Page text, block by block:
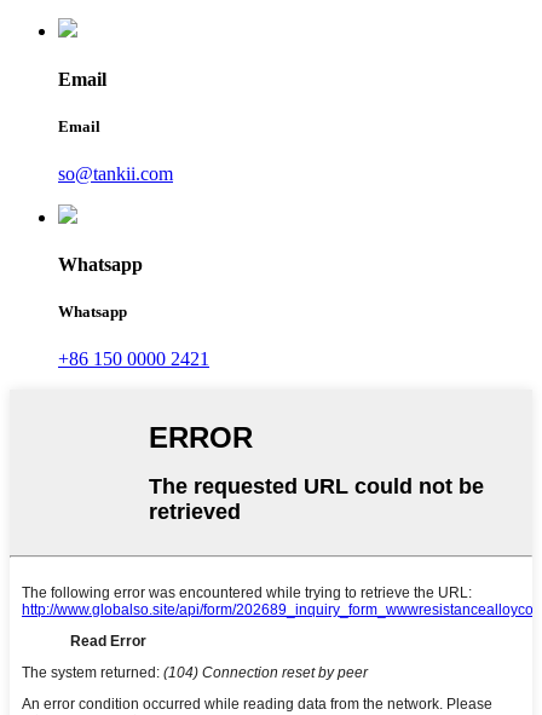
Email
Email
so@tankii.com
Whatsapp
Whatsapp
+86 150 0000 2421